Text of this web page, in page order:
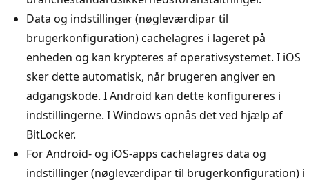
Data og indstillinger (nøgleværdipar til
brugerkonfiguration) cachelagres i lageret på
enheden og kan krypteres af operativsystemet. I iOS
sker dette automatisk, når brugeren angiver en
adgangskode. I Android kan dette konfigureres i
indstillingerne. I Windows opnås det ved hjælp af
BitLocker.
For Android- og iOS-apps cachelagres data og
indstillinger (nøgleværdipar til brugerkonfiguration) i